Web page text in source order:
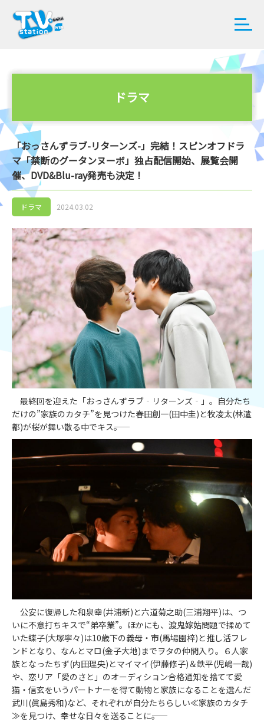
ドラマ
「おっさんずラブ-リターンズ-」完結！スピンオフドラ
マ「禁断のグータンヌーボ」独占配信開始、展覧会開
催、DVD&Blu-ray発売も決定！
ドラマ 2024.03.02
最終回を迎えた「おっさんずラブ‐リターンズ‐」。自分たち
だけの”家族のカタチ”を見つけた春田創一(田中圭)と牧凌太(林遣
都)が桜が舞い散る中でキス――。
公安に復帰した和泉幸(井浦新)と六道菊之助(三浦翔平)は、つ
いに不意打ちキスで“弟卒業”。ほかにも、渡鬼嫁姑問題で揉めて
いた蝶子(大塚寧々)は10歳下の義母・市(馬場園梓)と推し活フレ
ンドとなり、なんとマロ(金子大地)までヲタの仲間入り。６人家
族となったちず(内田理央)とマイマイ(伊藤修子)＆鉄平(児嶋一哉)
や、恋リア「愛のさと」のオーディション合格通知を捨てて愛
猫・信玄をいうパートナーを得て動物と家族になることを選んだ
武川(眞島秀和)など、それぞれが自分たちらしい≪家族のカタチ
≫を見つけ、幸せな日々を送ることに――。